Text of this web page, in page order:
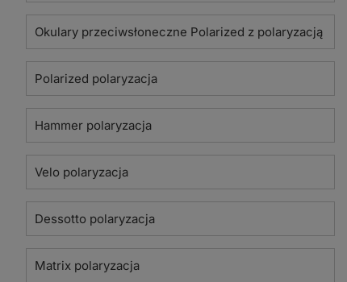
Okulary przeciwsłoneczne Polarized z polaryzacją
Polarized polaryzacja
Hammer polaryzacja
Velo polaryzacja
Dessotto polaryzacja
Matrix polaryzacja